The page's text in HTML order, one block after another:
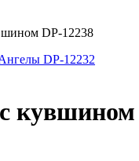
DP-12238
DP-12232
кувшином